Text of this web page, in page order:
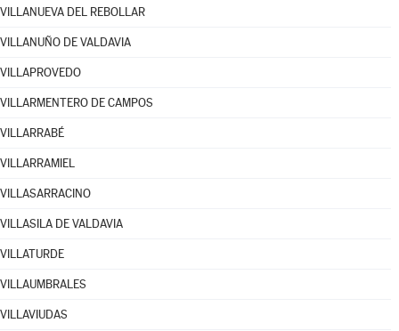
VILLANUEVA DEL REBOLLAR
VILLANUÑO DE VALDAVIA
VILLAPROVEDO
VILLARMENTERO DE CAMPOS
VILLARRABÉ
VILLARRAMIEL
VILLASARRACINO
VILLASILA DE VALDAVIA
VILLATURDE
VILLAUMBRALES
VILLAVIUDAS